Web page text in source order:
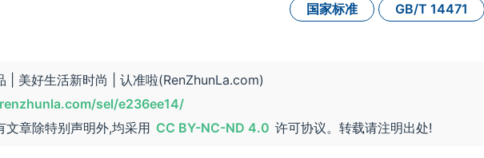
国家标准 GB/T 14471
| 美好生活新时尚 | 认准啦(RenZhunLa.com)
sel/e236ee14/
文章除特别声明外,均采用 CC BY-NC-ND 4.0 许可协议。转载请注明出处!